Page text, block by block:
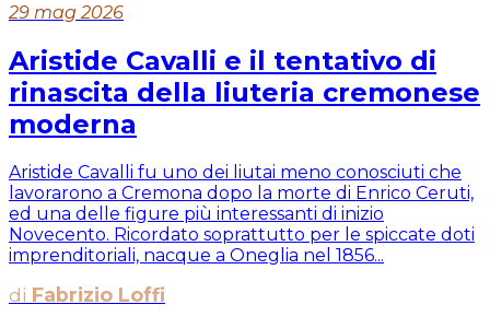
29 mag 2026
Aristide Cavalli e il tentativo di
rinascita della liuteria cremonese
moderna
Aristide Cavalli fu uno dei liutai meno conosciuti che
lavorarono a Cremona dopo la morte di Enrico Ceruti,
ed una delle figure più interessanti di inizio
Novecento. Ricordato soprattutto per le spiccate doti
imprenditoriali, nacque a Oneglia nel 1856...
di Fabrizio Loffi